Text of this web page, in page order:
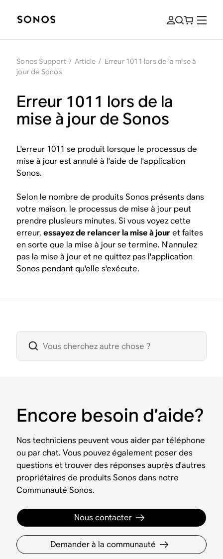
Sonos Support / Article / Erreur 1011 lors de la mise à
jour de Sonos
Erreur 1011 lors de la
mise à jour de Sonos
L'erreur 1011 se produit lorsque le processus de
mise à jour est annulé à l'aide de l'application
Sonos.
Selon le nombre de produits Sonos présents dans
votre maison, le processus de mise à jour peut
prendre plusieurs minutes. Si vous voyez cette
erreur,essayez de relancer la mise à jouret faites
en sorte que la mise à jour se termine. N'annulez
pas la mise à jour et ne quittez pas l'application
Sonos pendant qu'elle s'exécute.
Encore besoin d’aide?
Nos techniciens peuvent vous aider par téléphone
ou par chat. Vous pouvez également poser des
questions et trouver des réponses auprès d'autres
propriétaires de produits Sonos dans notre
Communauté Sonos.
Nous contacter
Demander à la communauté